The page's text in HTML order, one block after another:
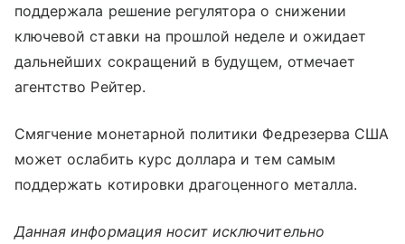
поддержала решение регулятора о снижении
ключевой ставки на прошлой неделе и ожидает
дальнейших сокращений в будущем, отмечает
агентство Рейтер.
Смягчение монетарной политики Федрезерва США
может ослабить курс доллара и тем самым
поддержать котировки драгоценного металла.
Данная информация носит исключительно